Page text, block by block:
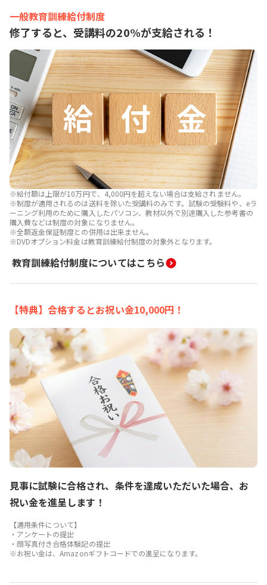
一般教育訓練給付制度
修了すると、受講料の20%が支給される！
※給付額は上限が10万円で、4,000円を超えない場合は支給されません。
※制度が適用されるのは送料を除いた受講料のみです。試験の受験料や、eラ
ーニング利用のために購入したパソコン、教材以外で別途購入した参考書の
購入費などは制度の対象になりません。
※全額返金保証制度との併用は出来ません。
※DVDオプション料金は教育訓練給付制度の対象外となります。
教育訓練給付制度についてはこちら
【特典】合格するとお祝い金10,000円！
見事に試験に合格され、条件を達成いただいた場合、お
祝い金を進呈します！
【適用条件について】
・アンケートの提出
・顔写真付き合格体験記の提出
※お祝い金は、Amazonギフトコードでの進呈になります。